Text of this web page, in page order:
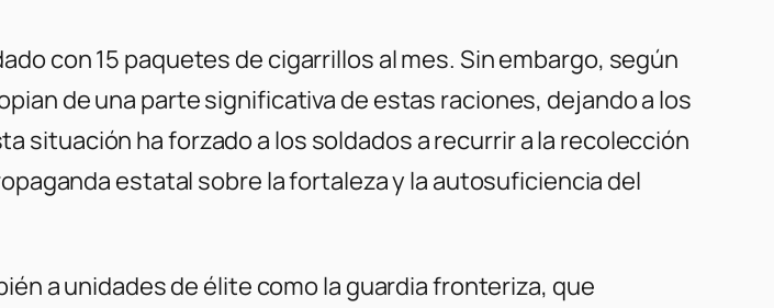
con 15 paquetes de cigarrillos al mes. Sin embargo, según
de una parte significativa de estas raciones, dejando a los
situación ha forzado a los soldados a recurrir a la recolección
estatal sobre la fortaleza y la autosuficiencia del
a unidades de élite como la guardia fronteriza, que